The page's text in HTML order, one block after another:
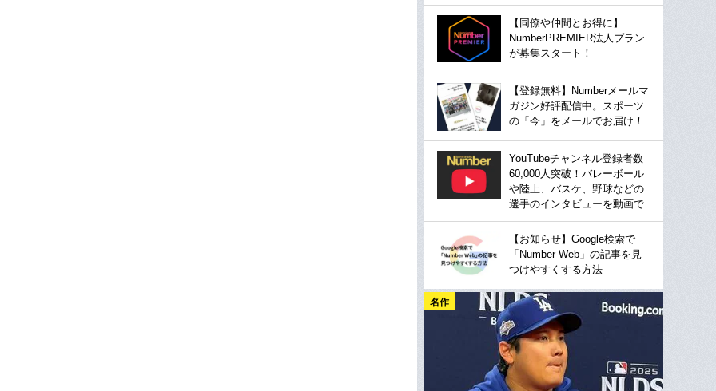
【同僚や仲間とお得に】
NumberPREMIER法人プラン
が募集スタート！
【登録無料】Numberメールマ
ガジン好評配信中。スポーツ
の「今」をメールでお届け！
YouTubeチャンネル登録者数
60,000人突破！バレーボール
や陸上、バスケ、野球などの
選手のインタビューを動画で
【お知らせ】Google検索で
「Number Web」の記事を見
つけやすくする方法
名作